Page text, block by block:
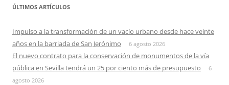
ÚLTIMOS ARTÍCULOS
Impulso a la transformación de un vacío urbano desde hace veinte
años en la barriada de San Jerónimo
6 agosto 2026
El nuevo contrato para la conservación de monumentos de la vía
pública en Sevilla tendrá un 25 por ciento más de presupuesto
6
agosto 2026